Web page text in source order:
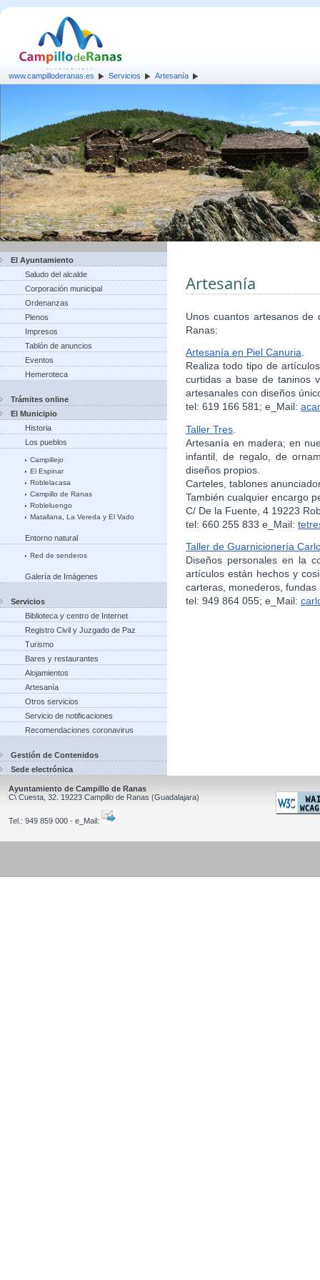
www.campilloderanas.es Servicios Artesanía
El Ayuntamiento
Saludo del alcalde
Corporación municipal
Ordenanzas
Plenos
Impresos
Tablón de anuncios
Eventos
Hemeroteca
Trámites online
El Municipio
Historia
Los pueblos
Campillejo
El Espinar
Roblelacasa
Campillo de Ranas
Robleluengo
Matallana, La Vereda y El Vado
Entorno natural
Red de senderos
Galería de Imágenes
Servicios
Biblioteca y centro de Internet
Registro Civil y Juzgado de Paz
Turismo
Bares y restaurantes
Alojamientos
Artesanía
Otros servicios
Servicio de notificaciones
Recomendaciones coronavirus
Gestión de Contenidos
Sede electrónica
Artesanía
Unos cuantos artesanos de
Ranas:
Artesanía en Piel Canuria.
Realiza todo tipo de
curtidas a base de taninos
artesanales con diseños
tel: 619 166 581; e_Mail:
Taller Tres
Artesanía en madera; en
infantil, de regalo, de
diseños propios.
Carteles, tablones
También cualquier encargo
C/ De la Fuente, 4 19223
tel: 660 255 833 e_Mail:
Taller de Guarnicionería
Diseños personales en la
artículos están hechos y
carteras, monederos,
tel: 949 864 055; e_Mail:
Ayuntamiento de Campillo de Ranas
C\ Cuesta, 32. 19223 Campillo de Ranas (Guadalajara)
Tel.: 949 859 000 - e_Mail: